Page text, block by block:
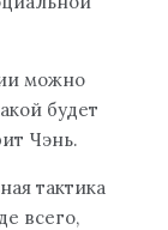
можно
будет
Чэнь.
тактика
всего,